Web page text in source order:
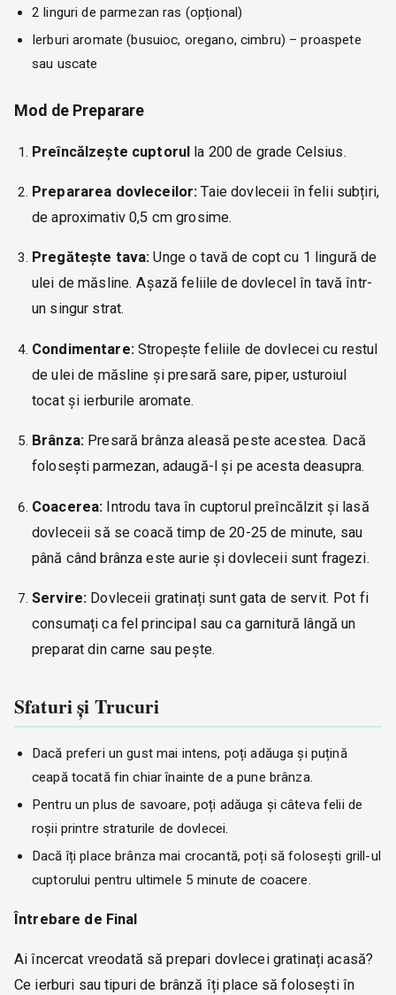
2 linguri de parmezan ras (opțional)
Ierburi aromate (busuioc, oregano, cimbru) – proaspete
sau uscate
Mod de Preparare
Preîncălzește cuptorul la 200 de grade Celsius.
Prepararea dovleceilor: Taie dovleceii în felii subțiri,
de aproximativ 0,5 cm grosime.
Pregătește tava: Unge o tavă de copt cu 1 lingură de
ulei de măsline. Așază feliile de dovlecel în tavă într-
un singur strat.
Condimentare:Stropește feliile de dovlecei cu restul
de ulei de măsline și presară sare, piper, usturoiul
tocat și ierburile aromate.
Brânza: Presară brânza aleasă peste acestea. Dacă
folosești parmezan, adaugă-l și pe acesta deasupra.
Coacerea: Introdu tava în cuptorul preîncălzit și lasă
dovleceii să se coacă timp de 20-25 de minute, sau
până când brânza este aurie și dovleceii sunt fragezi.
Servire: Dovleceii gratinați sunt gata de servit. Pot fi
consumați ca fel principal sau ca garnitură lângă un
preparat din carne sau pește.
Sfaturi și Trucuri
Dacă preferi un gust mai intens, poți adăuga și puțină
ceapă tocată fin chiar înainte de a pune brânza.
Pentru un plus de savoare, poți adăuga și câteva felii de
roșii printre straturile de dovlecei.
Dacă îți place brânza mai crocantă, poți să folosești grill-ul
cuptorului pentru ultimele 5 minute de coacere.
Întrebare de Final
Ai încercat vreodată să prepari dovlecei gratinați acasă?
Ce ierburi sau tipuri de brânză îți place să folosești în